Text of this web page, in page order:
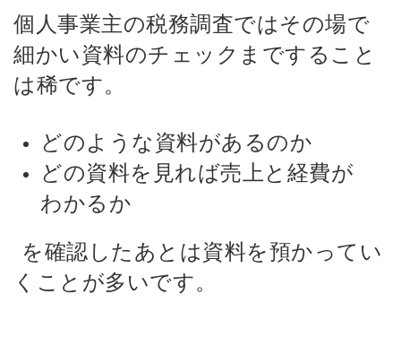
個人事業主の税務調査ではその場で
細かい資料のチェックまですること
は稀です。
どのような資料があるのか
どの資料を見れば売上と経費が
わかるか
を確認したあとは資料を預かってい
くことが多いです。